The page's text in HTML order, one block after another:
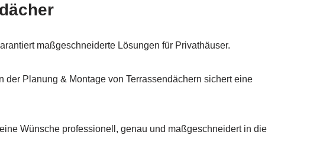
maßgeschneiderte Lösungen für Privathäuser.
der Planung & Montage von Terrassendächern sichert eine
Wünsche professionell, genau und maßgeschneidert in die